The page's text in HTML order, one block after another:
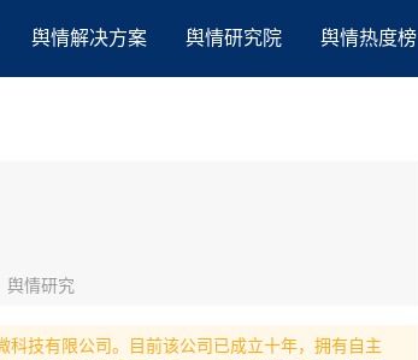
舆情解决方案 舆情研究院 舆情热度榜
舆情研究
技有限公司。目前该公司已成立十年，拥有自主